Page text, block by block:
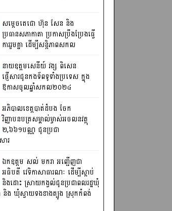
សម្តេចតេជោ ហ៊ុន សែន និង
ប្រធានសភាកាតា ប្រកាសប្រឹងប្រែងធ្វើ
ការ​រួមគ្នា ដើម្បីសន្តិភាពសកល
នាយឧត្តមសេនីយ៍ វង្ស ពិសេន
ផ្ញើសារជូនកងទ័ពទូទាំងប្រទេស ក្នុង
ឱកាសចូលឆ្នាំសកល២០២៤
អភិបាលខេត្តបាត់ដំបង ចែក
វិញ្ញាបនបត្រសម្គាល់ម្ចាស់អចលនវត្ថុ
២,៦៦១បណ្ណ ជូនប្រជា
រ
ឯកឧត្តម សល់ មករា អញ្ជើញជា
អធិបតី វេទិកាសាធារណៈ ដើម្បីស្តាប់
និងដោះ ស្រាយកង្វល់ជូនប្រជាពលរដ្ឋឃុំ
និង ឃុំស្វាយទងខាងត្បូង ស្រុកកំពង់